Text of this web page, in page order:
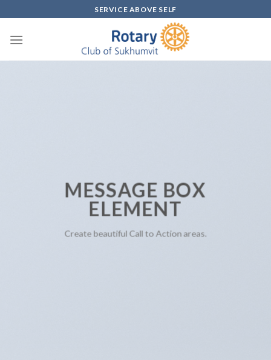
to
content
SERVICE ABOVE SELF
MESSAGE BOX
ELEMENT
Create beautiful Call to Action areas.